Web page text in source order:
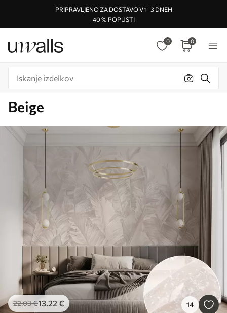
PRIPRAVLJENO ZA DOSTAVO V 1–3 DNEH
40 % POPUSTI
0 0
Beige
22.03€13.22€ 14